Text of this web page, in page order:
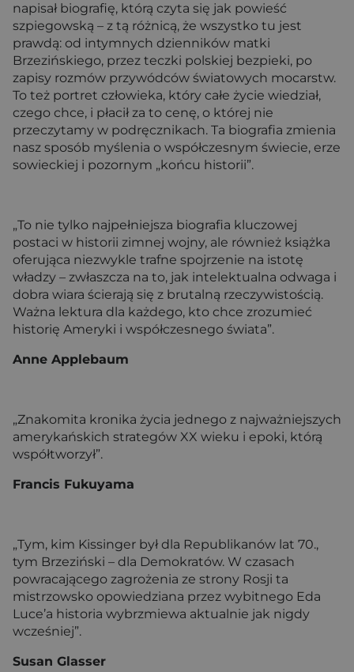
napisał biografię, którą czyta się jak powieść
szpiegowską – z tą różnicą, że wszystko tu jest
prawdą: od intymnych dzienników matki
Brzezińskiego, przez teczki polskiej bezpieki, po
zapisy rozmów przywódców światowych mocarstw.
To też portret człowieka, który całe życie wiedział,
czego chce, i płacił za to cenę, o której nie
przeczytamy w podręcznikach. Ta biografia zmienia
nasz sposób myślenia o współczesnym świecie, erze
sowieckiej i pozornym „końcu historii”.
„To nie tylko najpełniejsza biografia kluczowej
postaci w historii zimnej wojny, ale również książka
oferująca niezwykle trafne spojrzenie na istotę
władzy – zwłaszcza na to, jak intelektualna odwaga i
dobra wiara ścierają się z brutalną rzeczywistością.
Ważna lektura dla każdego, kto chce zrozumieć
historię Ameryki i współczesnego świata”.
Anne Applebaum
„Znakomita kronika życia jednego z najważniejszych
amerykańskich strategów XX wieku i epoki, którą
współtworzył”.
Francis Fukuyama
„Tym, kim Kissinger był dla Republikanów lat 70.,
tym Brzeziński – dla Demokratów. W czasach
powracającego zagrożenia ze strony Rosji ta
mistrzowsko opowiedziana przez wybitnego Eda
Luce’a historia wybrzmiewa aktualnie jak nigdy
wcześniej”.
Susan Glasser